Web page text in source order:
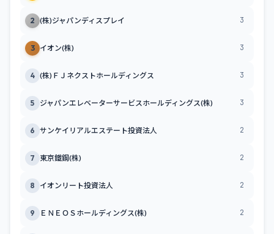
2 (株)ジャパンディスプレイ 3
3 イオン(株) 3
4 (株)ＦＪネクストホールディングス 3
5 ジャパンエレベーターサービスホールディングス(株) 3
6 サンケイリアルエステート投資法人 2
7 東京鐵鋼(株) 2
8 イオンリート投資法人 2
9 ＥＮＥＯＳホールディングス(株) 2